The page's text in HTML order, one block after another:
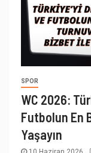
SPOR
WC 2026:
Futbolun En
Yaşayın